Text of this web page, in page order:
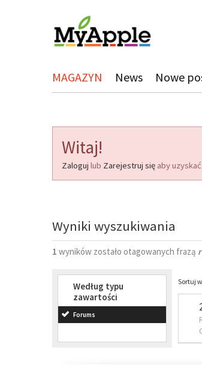
MAGAZYN News Nowe
Witaj!
Zaloguj lub Zarejestruj się aby
Wyniki wyszukiwania
1 wyników zostało otagowanych frazą
Według typu
zawartości
Forums
Sortuj